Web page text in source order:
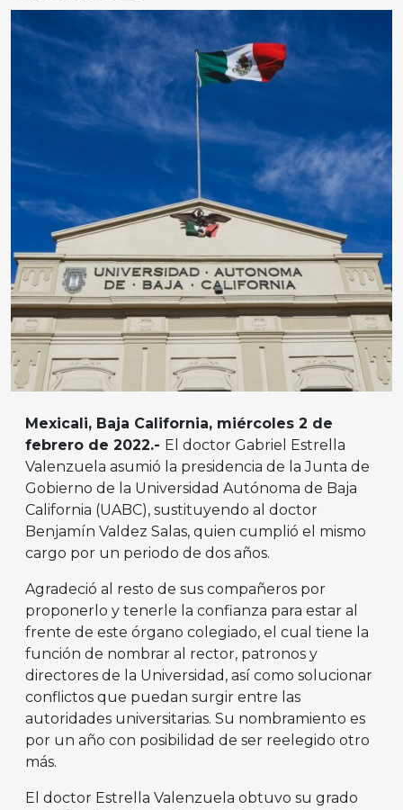
Mexicali, Baja California, miércoles 2 de
febrero de 2022.- El doctor Gabriel Estrella
Valenzuela asumió la presidencia de la Junta de
Gobierno de la Universidad Autónoma de Baja
California (UABC), sustituyendo al doctor
Benjamín Valdez Salas, quien cumplió el mismo
cargo por un periodo de dos años.
Agradeció al resto de sus compañeros por
proponerlo y tenerle la confianza para estar al
frente de este órgano colegiado, el cual tiene la
función de nombrar al rector, patronos y
directores de la Universidad, así como solucionar
conflictos que puedan surgir entre las
autoridades universitarias. Su nombramiento es
por un año con posibilidad de ser reelegido otro
más.
El doctor Estrella Valenzuela obtuvo su grado